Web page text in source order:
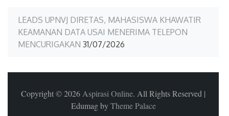
LEADS UPNVJ DIRETAS, MAHASISWA KHAWATIR
KEAMANAN DATA USAI MENERIMA TELEPON
MENCURIGAKAN 31/07/2026
Copyright © 2026 Aspirasi Online. All Rights Reserved |
Edumag byTheme Palace